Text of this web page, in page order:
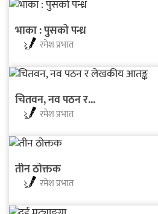
भाका : पुसको पन्ध्र
रमेश प्रभात
चितवन, नव पठन र...
रमेश प्रभात
तीन ठोक्तक
रमेश प्रभात